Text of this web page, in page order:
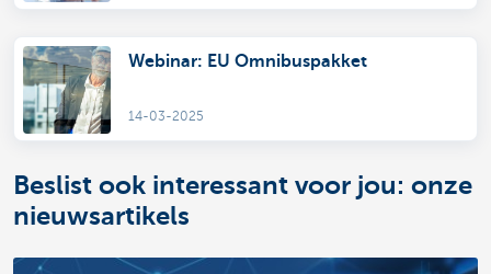
Webinar: EU Omnibuspakket
14-03-2025
Beslist ook interessant voor jou: onze
nieuwsartikels